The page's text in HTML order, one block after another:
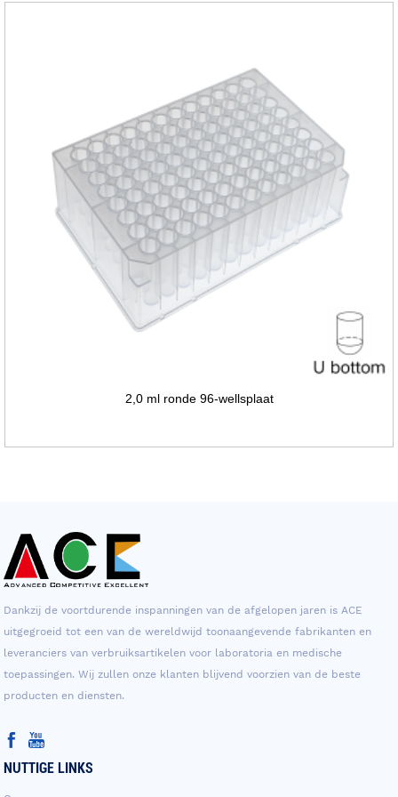
2,0 ml ronde 96-wellsplaat
Dankzij de voortdurende inspanningen van de afgelopen jaren is ACE
uitgegroeid tot een van de wereldwijd toonaangevende fabrikanten en
leveranciers van verbruiksartikelen voor laboratoria en medische
toepassingen. Wij zullen onze klanten blijvend voorzien van de beste
producten en diensten.
NUTTIGE LINKS